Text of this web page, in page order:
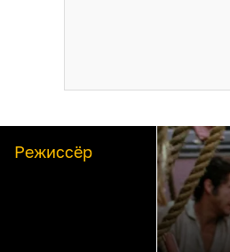
Режиссёр